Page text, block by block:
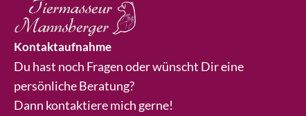
Kontaktaufnahme
Du hast noch Fragen oder wünscht Dir eine
persönliche Beratung?
Dann kontaktiere mich gerne!